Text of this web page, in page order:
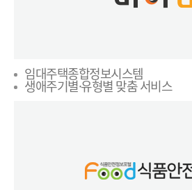
임대주택종합정보시스템
생애주기별·유형별 맞춤 서비스